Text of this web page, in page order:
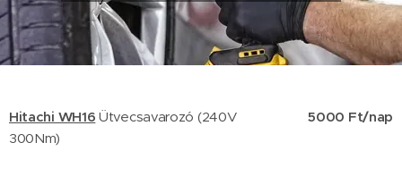
Hitachi WH16 Ütvecsavarozó (240V
300Nm)
5000 Ft/nap